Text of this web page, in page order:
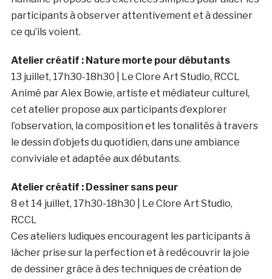
participants à observer attentivement et à dessiner
ce qu’ils voient.
Atelier créatif : Nature morte pour débutants
13 juillet, 17h30-18h30 | Le Clore Art Studio, RCCL
Animé par Alex Bowie, artiste et médiateur culturel,
cet atelier propose aux participants d’explorer
l’observation, la composition et les tonalités à travers
le dessin d’objets du quotidien, dans une ambiance
conviviale et adaptée aux débutants.
Atelier créatif : Dessiner sans peur
8 et 14 juillet, 17h30-18h30 | Le Clore Art Studio,
RCCL
Ces ateliers ludiques encouragent les participants à
lâcher prise sur la perfection et à redécouvrir la joie
de dessiner grâce à des techniques de création de